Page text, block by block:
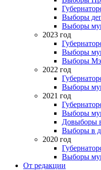
Выборы
Выборы
2023 год
Выборы
Выборы
2022 год
Выборы
2021 год
Выборы
Довыборы
Выборы в
2020 год
Выборы
От редакции